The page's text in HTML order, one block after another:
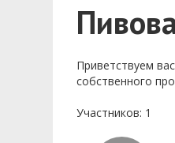
Приветствуем
собственного
Участников: 1